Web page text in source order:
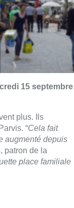
15 septembre
plus. Ils
“Cela fait
augmenté depuis
patron de la
place familiale